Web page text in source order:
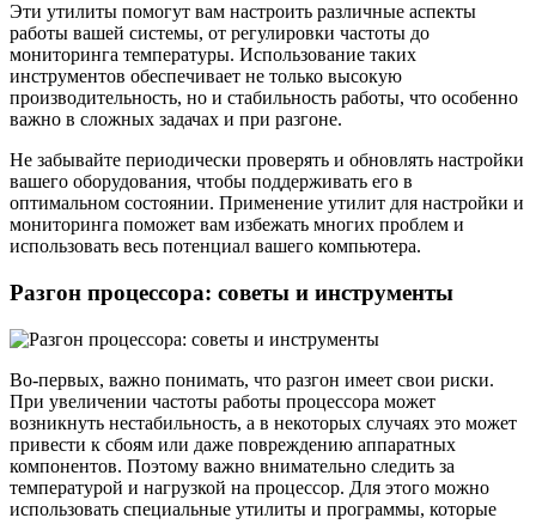
Эти утилиты помогут вам настроить различные аспекты
работы вашей системы, от регулировки частоты до
мониторинга температуры. Использование таких
инструментов обеспечивает не только высокую
производительность, но и стабильность работы, что особенно
важно в сложных задачах и при разгоне.
Не забывайте периодически проверять и обновлять настройки
вашего оборудования, чтобы поддерживать его в
оптимальном состоянии. Применение утилит для настройки и
мониторинга поможет вам избежать многих проблем и
использовать весь потенциал вашего компьютера.
Разгон процессора: советы и инструменты
Во-первых, важно понимать, что разгон имеет свои риски.
При увеличении частоты работы процессора может
возникнуть нестабильность, а в некоторых случаях это может
привести к сбоям или даже повреждению аппаратных
компонентов. Поэтому важно внимательно следить за
температурой и нагрузкой на процессор. Для этого можно
использовать специальные утилиты и программы, которые